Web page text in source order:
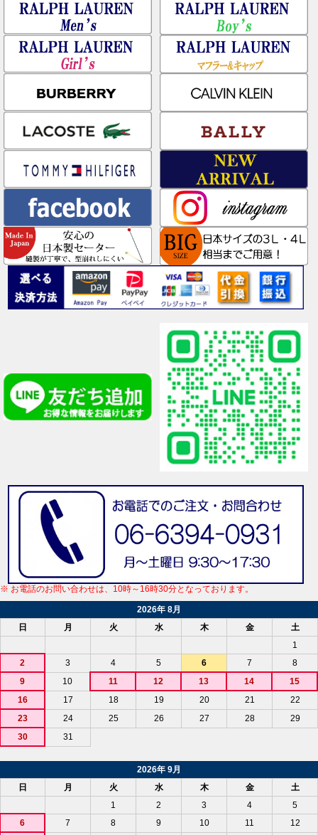
※ お電話のお問い合わせは、10時～16時30分となっております。
2026年 8月
日
月 火 水 木 金
土
1
2
3 4 5 6 7
8
9
10 11 12 13 14
15
16
17 18 19 20 21
22
23
24 25 26 27 28
29
30
31
2026年 9月
日
月 火 水 木 金
土
1
2 3 4
5
6
7 8 9 10 11 12